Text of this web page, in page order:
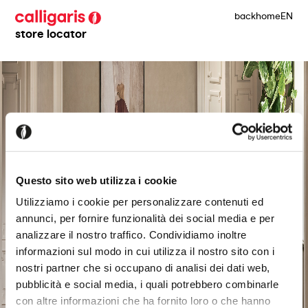
Questo sito web utilizza i cookie
Utilizziamo i cookie per personalizzare contenuti ed
annunci, per fornire funzionalità dei social media e per
analizzare il nostro traffico. Condividiamo inoltre
informazioni sul modo in cui utilizza il nostro sito con i
nostri partner che si occupano di analisi dei dati web,
pubblicità e social media, i quali potrebbero combinarle
con altre informazioni che ha fornito loro o che hanno
store locator
backhomeEN